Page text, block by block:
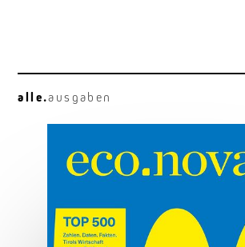
Hauben, Herz und Hauptplatz.
alle.ausgaben